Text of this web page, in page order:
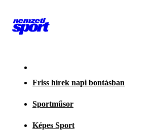
Friss hírek napi bontásban
Sportműsor
Képes Sport